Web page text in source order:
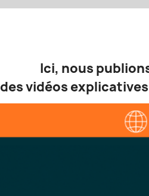
Ici, nous
des vidéos